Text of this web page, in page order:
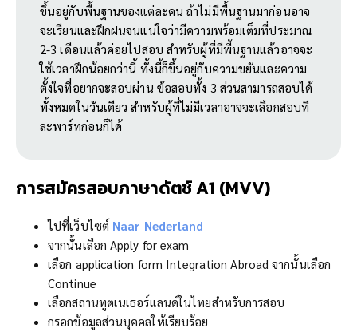
ขึ้นอยู่กับพื้นฐานของแต่ละคน ถ้าไม่มีพื้นฐานมาก่อนอาจ
จะเรียนและฝึกฝนจนแน่ใจว่ามีความพร้อมเต็มที่ประมาณ
2-3 เดือนแล้วค่อยไปสอบ สำหรับผู้ที่มีพื้นฐานแล้วอาจจะ
ใช้เวลาฝึกน้อยกว่านี้ ทั้งนี้ก็ขึ้นอยู่กับความขยันและความ
ตั้งใจที่อยากจะสอบผ่าน ข้อสอบทั้ง 3 ส่วนสามารถสอบได้
ทั้งหมดในวันเดียว สำหรับผู้ที่ไม่มีเวลาอาจจะเลือกสอบที
ละพาร์ทก่อนก็ได้
การสมัครสอบภาษาดัตช์ A1 (MVV)
ไปที่เว็บไซต์ Naar Nederland
จากนั้นเลือก Apply for exam
เลือก application form Integration Abroad จากนั้นเลือก
Continue
เลือกสถานทูตเนเธอร์แลนด์ในไทยสำหรับการสอบ
กรอกข้อมูลส่วนบุคคลให้เรียบร้อย